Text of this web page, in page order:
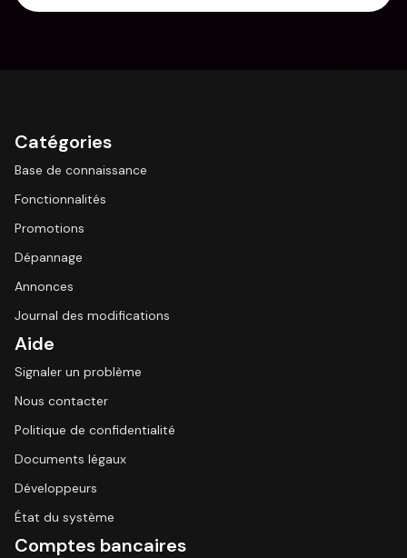
Catégories
Base de connaissance
Fonctionnalités
Promotions
Dépannage
Annonces
Journal des modifications
Aide
Signaler un problème
Nous contacter
Politique de confidentialité
Documents légaux
Développeurs
État du système
Comptes bancaires